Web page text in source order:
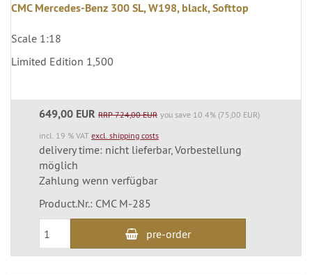
CMC Mercedes-Benz 300 SL, W198, black, Softtop
Scale 1:18
Limited Edition 1,500
649,00 EUR RRP 724,00 EUR you save 10.4% (75,00 EUR)
incl. 19 % VAT excl. shipping costs
delivery time: nicht lieferbar, Vorbestellung
möglich
Zahlung wenn verfügbar
Product.Nr.: CMC M-285
pre-order